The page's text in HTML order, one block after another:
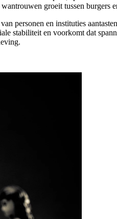
groeit tussen burgers
personen en instituties
stabiliteit en voorkomt dat